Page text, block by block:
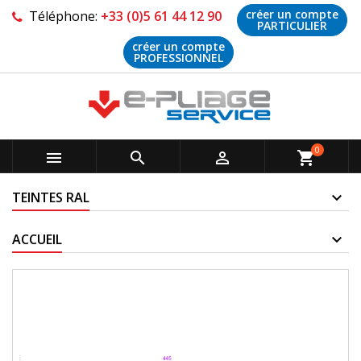
Téléphone: +33 (0)5 61 44 12 90 créer un compte
PARTICULIER
créer un compte
PROFESSIONNEL
   shopping_cart0
TEINTES RAL
ACCUEIL